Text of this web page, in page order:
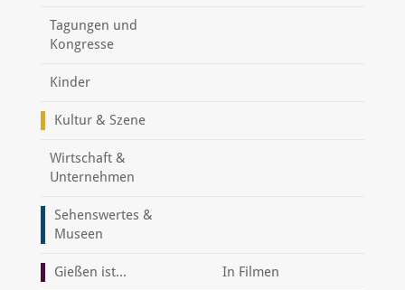
Tagungen und
Kongresse
Kinder
Kultur & Szene
Wirtschaft &
Unternehmen
Sehenswertes &
Museen
Gießen ist... In Filmen